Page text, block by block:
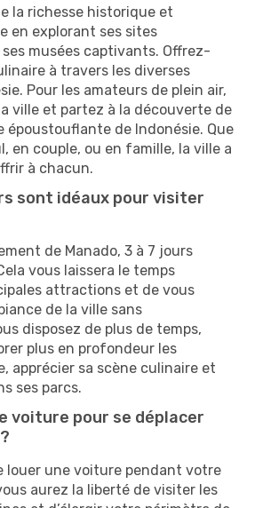
la richesse historique et
en explorant ses sites
musées captivants. Offrez-
à travers les diverses
Pour les amateurs de plein air,
ville et partez à la découverte de
époustouflante de Indonésie. Que
en couple, ou en famille, la ville a
à chacun.
sont idéaux pour visiter
de Manado, 3 à 7 jours
vous laissera le temps
attractions et de vous
de la ville sans
disposez de plus de temps,
plus en profondeur les
apprécier sa scène culinaire et
ses parcs.
voiture pour se déplacer
louer une voiture pendant votre
aurez la liberté de visiter les